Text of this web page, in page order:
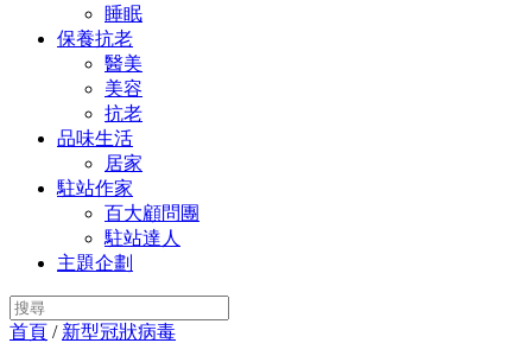
睡眠
保養抗老
醫美
美容
抗老
品味生活
居家
駐站作家
百大顧問團
駐站達人
主題企劃
首頁 / 新型冠狀病毒